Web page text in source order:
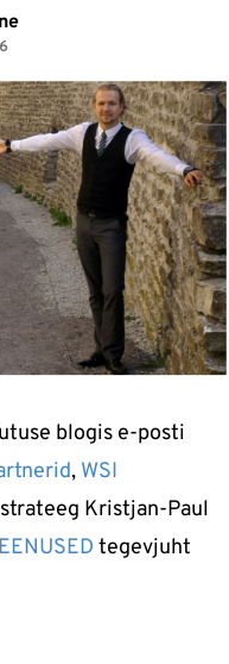
blogis e-posti
, WSI
Kristjan-Paul
tegevjuht